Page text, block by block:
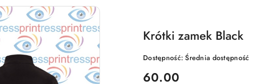
Krótki zamek Black
Dostępność:Średnia dostępność
cena:
60.00